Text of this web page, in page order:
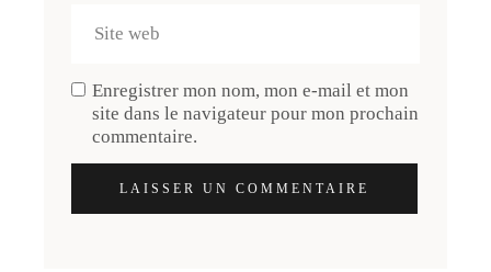
Enregistrer mon nom, mon e-mail et mon
site dans le navigateur pour mon prochain
commentaire.
LAISSER UN COMMENTAIRE